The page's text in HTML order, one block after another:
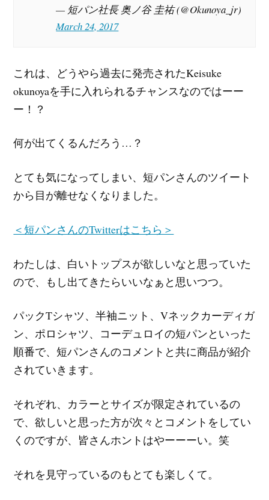
— 短パン社長 奥ノ谷 圭祐 (@Okunoya_jr)
March 24, 2017
これは、どうやら過去に発売されたKeisuke
okunoyaを手に入れられるチャンスなのではーー
ー！？
何が出てくるんだろう…？
とても気になってしまい、短パンさんのツイート
から目が離せなくなりました。
＜短パンさんのTwitterはこちら＞
わたしは、白いトップスが欲しいなと思っていた
ので、もし出てきたらいいなぁと思いつつ。
パックTシャツ、半袖ニット、Vネックカーディガ
ン、ポロシャツ、コーデュロイの短パンといった
順番で、短パンさんのコメントと共に商品が紹介
されていきます。
それぞれ、カラーとサイズが限定されているの
で、欲しいと思った方が次々とコメントをしてい
くのですが、皆さんホントはやーーーい。笑
それを見守っているのもとても楽しくて。